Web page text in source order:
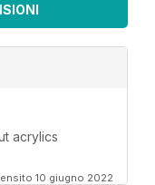
acrylics
10 giugno 2022